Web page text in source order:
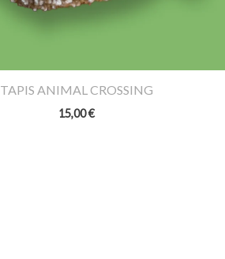
TAPIS ANIMAL CROSSING
15,00€